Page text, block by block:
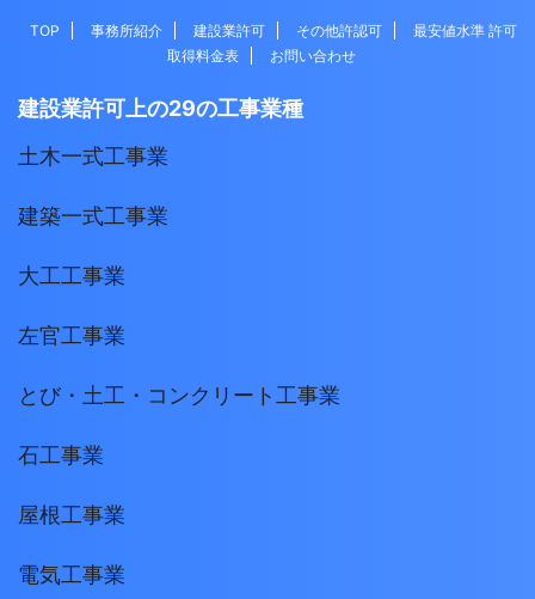
TOP 事務所紹介 建設業許可 その他許認可
最安値水準 許可
取得料金表
お問い合わせ
建設業許可上の29の工事業種
土木一式工事業
建築一式工事業
大工工事業
左官工事業
とび・土工・コンクリート工事業
石工事業
屋根工事業
電気工事業